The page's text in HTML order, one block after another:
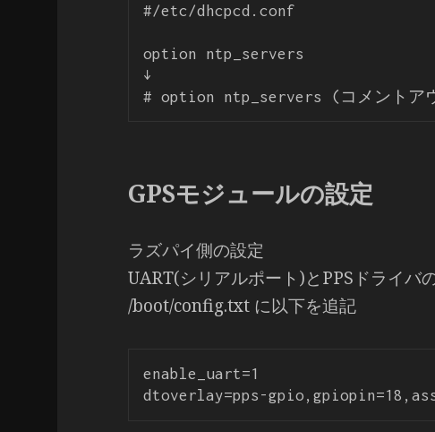
#/etc/dhcpcd.conf
option ntp_servers
↓
GPSモジュールの設定
ラズパイ側の設定
UART(シリアルポート)とPPSドライバ
/boot/config.txt に以下を追記
enable_uart=1